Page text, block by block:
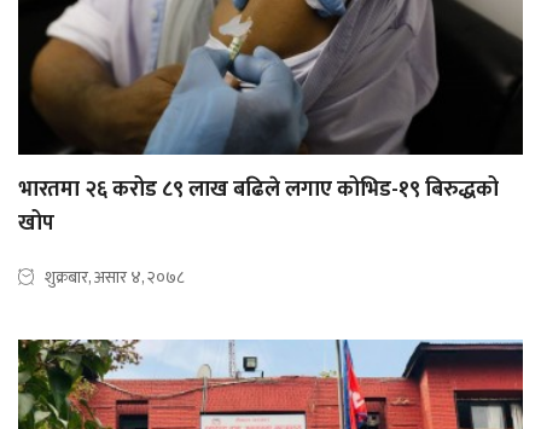
भारतमा २६ करोड ८९ लाख बढिले लगाए कोभिड-१९ बिरुद्धको
खोप
शुक्रबार, असार ४, २०७८